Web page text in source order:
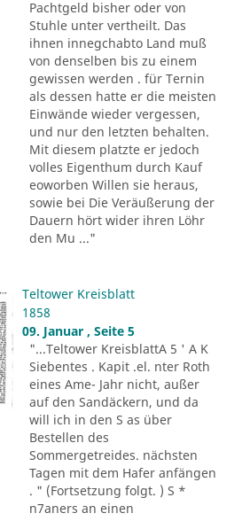
Pachtgeld bisher oder von
Stuhle unter vertheilt. Das
ihnen innegchabto Land muß
von denselben bis zu einem
gewissen werden . für Ternin
als dessen hatte er die meisten
Einwände wieder vergessen,
und nur den letzten behalten.
Mit diesem platzte er jedoch
volles Eigenthum durch Kauf
eoworben Willen sie heraus,
sowie bei Die Veräußerung der
Dauern hört wider ihren Löhr
den Mu ..."
Teltower Kreisblatt
1858
09. Januar , Seite 5
"...Teltower KreisblattA 5 ' A K
Siebentes . Kapit .el. nter Roth
eines Ame- Jahr nicht, außer
auf den Sandäckern, und da
will ich in den S as über
Bestellen des
Sommergetreides. nächsten
Tagen mit dem Hafer anfängen
. " (Fortsetzung folgt. ) S *
n7aners an einen